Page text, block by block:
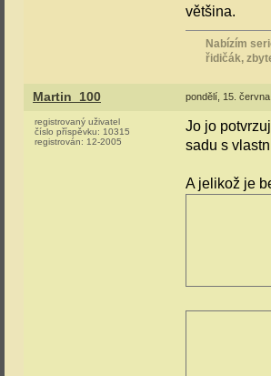
většina.
Nabízím
řidičák,
Martin_100 pondělí, 15.
registrovaný uživatel
číslo příspěvku: 10315
registrován: 12-2005
Jo jo
sadu s
A jelikož je